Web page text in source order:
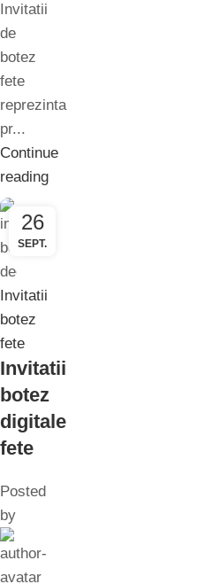
Invitatii
de
botez
fete
reprezinta
pr...
Continue
reading
26
SEPT.
Invitatii
botez
fete
Invitatii
botez
digitale
fete
Posted
by